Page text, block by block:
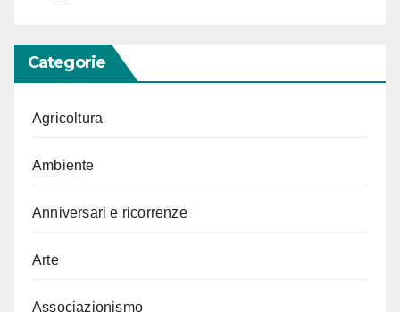
Categorie
Agricoltura
Ambiente
Anniversari e ricorrenze
Arte
Associazionismo